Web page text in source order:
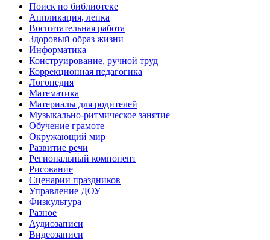
Поиск по библиотеке
Аппликация, лепка
Воспитательная работа
Здоровый образ жизни
Информатика
Конструирование, ручной труд
Коррекционная педагогика
Логопедия
Математика
Материалы для родителей
Музыкально-ритмическое занятие
Обучение грамоте
Окружающий мир
Развитие речи
Региональный компонент
Рисование
Сценарии праздников
Управление ДОУ
Физкультура
Разное
Аудиозаписи
Видеозаписи